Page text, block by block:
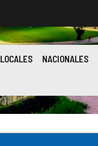
LOCALES NACIONALES